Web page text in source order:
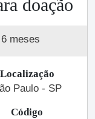
doação
meses
Localização
Paulo - SP
Código